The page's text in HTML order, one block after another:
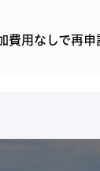
費用なしで再申